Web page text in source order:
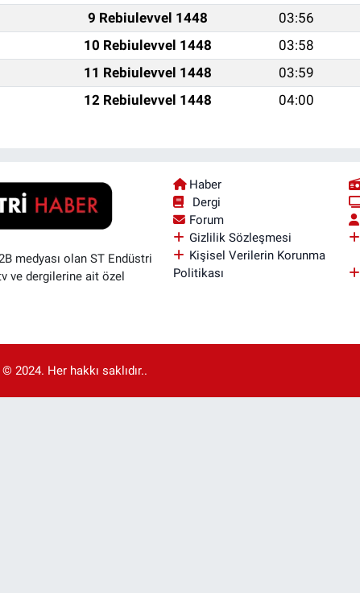
9 Rebiulevvel 1448 03:56
10 Rebiulevvel 1448 03:58
11 Rebiulevvel 1448 03:59
12 Rebiulevvel 1448 04:00
medyası olan ST Endüstri
ve dergilerine ait özel
Haber
Dergi
Forum
Gizlilik Sözleşmesi
Kişisel Verilerin Korunma
Politikası
2024. Her hakkı saklıdır..